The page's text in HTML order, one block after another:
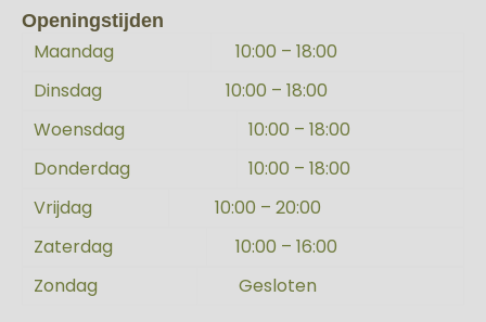
Openingstijden
Maandag
10:00 – 18:00
Dinsdag
10:00 – 18:00
Woensdag
10:00 – 18:00
Donderdag
10:00 – 18:00
Vrijdag
10:00 – 20:00
Zaterdag
10:00 – 16:00
Zondag
Gesloten